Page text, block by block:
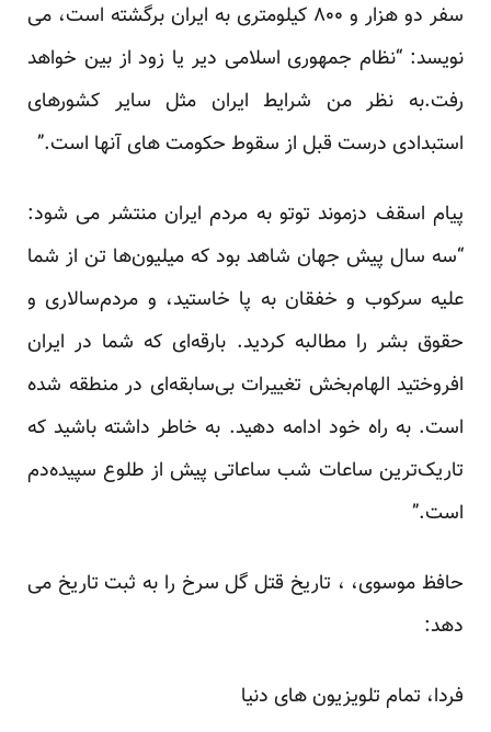
سفر دو هزار و ۸۰۰ کیلومتری به ایران برگشته است، می
نویسد: “نظام جمهوری اسلامی دیر یا زود از بین خواهد
رفت.به نظر من شرایط ایران مثل سایر کشورهای
استبدادی درست قبل از سقوط حکومت های آنها است.”
پیام اسقف دزموند توتو به مردم ایران منتشر می شود:
“سه سال پیش جهان شاهد بود که میلیون‌ها تن از شما
علیه سرکوب و خفقان به پا خاستید، و مردم‌سالاری و
حقوق بشر را مطالبه کردید. بارقه‌ای که شما در ایران
افروختید الهام‌بخش تغییرات بی‌سابقه‌ای در منطقه شده
است. به راه خود ادامه دهید. به خاطر داشته باشید که
تاریک‌ترین ساعات شب ساعاتی پیش از طلوع سپیده‌دم
است.”
حافظ موسوی، ، تاریخ قتل گل سرخ را به ثبت تاریخ می
دهد:
فردا، تمام تلویزیون های دنیا